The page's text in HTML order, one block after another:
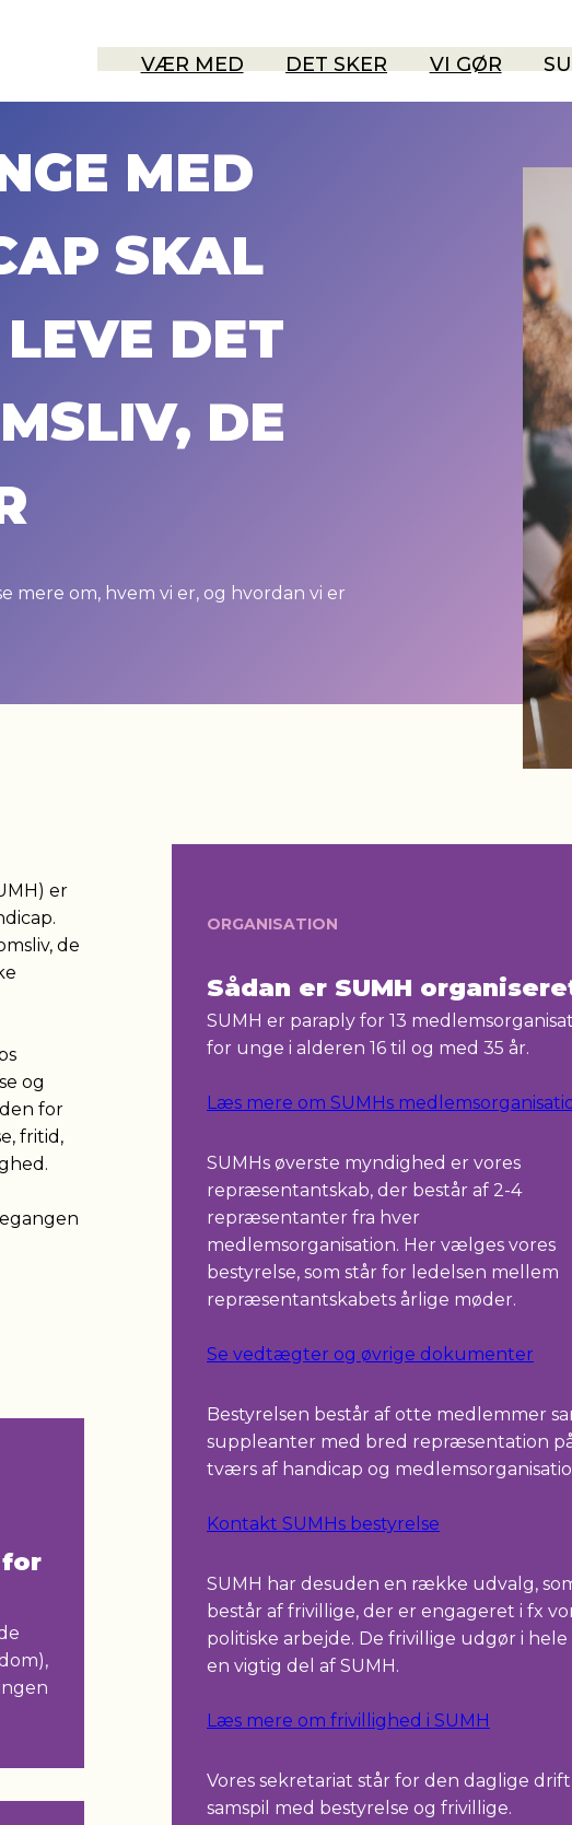
VÆR MED DET SKER VI GØR
MED
SKAL
DET
DE
mere om, hvem vi er, og hvordan vi er
er
de
og
for
fritid,
for
ORGANISATION
Sådan er SUMH
SUMH er paraply for 13
for unge i alderen 16 til og med 35 år.
Læs mere om SUMHs
SUMHs øverste myndighed er vores
repræsentantskab, der består af 2-4
repræsentanter fra hver
medlemsorganisation. Her vælges vores
bestyrelse, som står for ledelsen mellem
repræsentantskabets årlige møder.
Se vedtægter og øvrige dokumenter
Bestyrelsen består af otte medlemmer
suppleanter med bred repræsentation
tværs af handicap og
Kontakt SUMHs bestyrelse
SUMH har desuden en række udvalg,
består af frivillige, der er engageret i fx
politiske arbejde. De frivillige udgør i
en vigtig del af SUMH.
Læs mere om frivillighed i SUMH
Vores sekretariat står for den daglige
samspil med bestyrelse og frivillige.